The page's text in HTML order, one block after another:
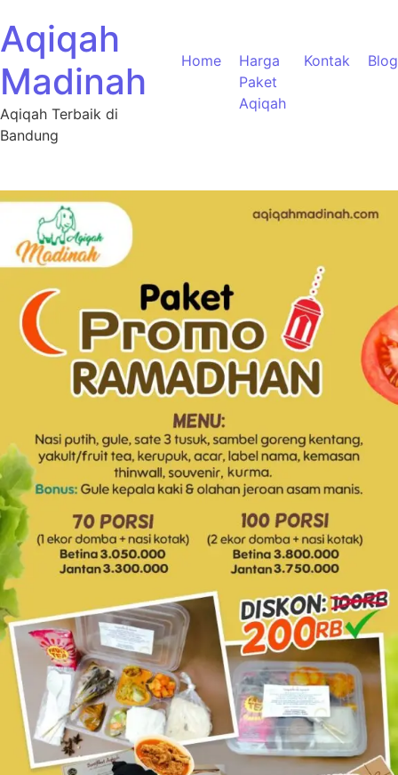
Aqiqah
Madinah
Aqiqah Terbaik di
Bandung
Home
Harga
Paket
Aqiqah
Kontak Blog